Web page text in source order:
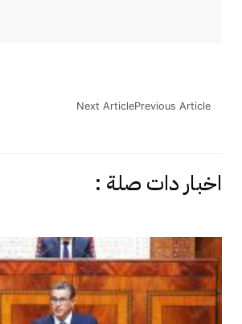
Previous Article
Next Article
اخبار دات صلة :